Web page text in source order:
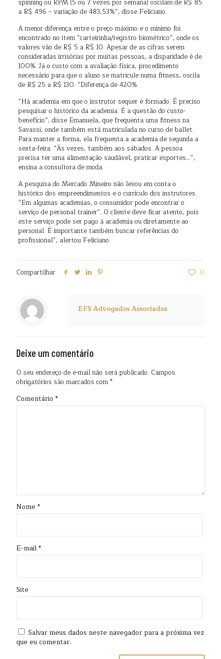
spinning ou RPM (5 ou 7 vezes por semana) oscilam de R$ 85
a R$ 496 – variação de 483,53%”, disse Feliciano.
A menor diferença entre o preço máximo e o mínimo foi
encontrado no item “carteirinha/registro biométrico”, onde os
valores vão de R$ 5 a R$ 10. Apesar de as cifras serem
consideradas irrisórias por muitas pessoas, a disparidade é de
100%. Já o custo com a avaliação física, procedimento
necessário para que o aluno se matricule numa fitness, oscila
de R$ 25 a R$ 130. “Diferença de 420%.
“Há academia em que o instrutor sequer é formado. É preciso
pesquisar o histórico da academia. É a questão do custo-
benefício”, disse Emanuela, que frequenta uma fitness na
Savassi, onde também está matriculada no curso de ballet.
Para manter a forma, ela frequenta a academia de segunda a
sexta-feira. “Às vezes, também aos sábados. A pessoa
precisa ter uma alimentação saudável, praticar esportes…”,
ensina a consultora de moda.
A pesquisa do Mercado Mineiro não levou em conta o
histórico dos empreendimentos e o currículo dos instrutores.
“Em algumas academias, o consumidor pode encontrar o
serviço de personal trainer”. O cliente deve ficar atento, pois
este serviço pode ser pago à academia ou diretamente ao
personal. É importante também buscar referências do
profissional”, alertou Feliciano.
Compartilhar 0
EFS Advogados Associados
Deixe um comentário
O seu endereço de e-mail não será publicado. Campos
obrigatórios são marcados com*
Comentário *
Nome *
E-mail*
Site
Salvar meus dados neste navegador para a próxima vez
que eu comentar.